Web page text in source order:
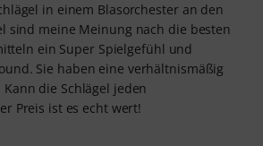
in einem Blasorchester an den
sind meine Meinung nach die besten
ein Super Spielgefühl und
Sie haben eine verhältnismäßig
die Schlägel jeden
Preis ist es echt wert!